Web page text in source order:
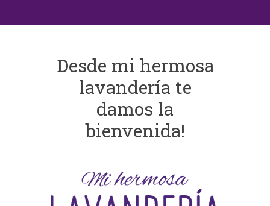
Desde mi hermosa
lavandería te
damos la
bienvenida!